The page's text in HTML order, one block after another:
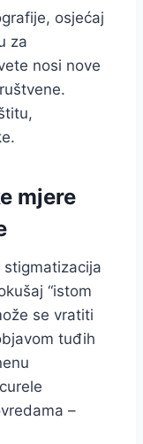
osjećaj
za
nosi nove
mjere
“istom
se vratiti
tuđih
–